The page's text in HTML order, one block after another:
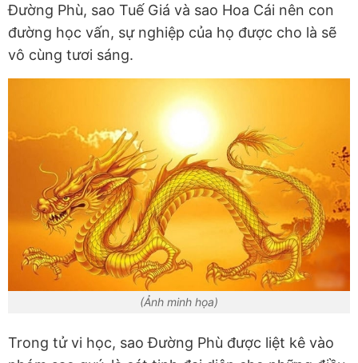
Đường Phù, sao Tuế Giá và sao Hoa Cái nên con
đường học vấn, sự nghiệp của họ được cho là sẽ
vô cùng tươi sáng.
(Ảnh minh họa)
Trong tử vi học, sao Đường Phù được liệt kê vào